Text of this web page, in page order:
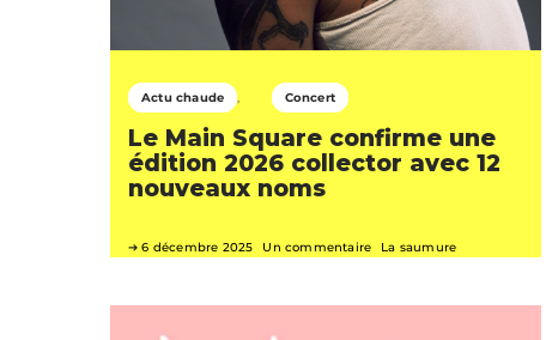
Actu chaude Concert
Le Main Square confirme une
édition 2026 collector avec 12
nouveaux noms
6 décembre 2025 Un commentaire La saumure